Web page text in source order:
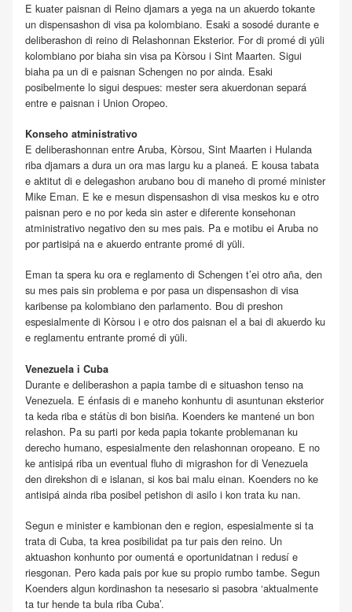
E kuater paisnan di Reino djamars a yega na un akuerdo tokante
un dispensashon di visa pa kolombiano. Esaki a sosodé durante e
deliberashon di reino di Relashonnan Eksterior. For di promé di yüli
kolombiano por biaha sin visa pa Kòrsou i Sint Maarten. Sigui
biaha pa un di e paisnan Schengen no por ainda. Esaki
posibelmente lo sigui despues: mester sera akuerdonan separá
entre e paisnan i Union Oropeo.
Konseho atministrativo
E deliberashonnan entre Aruba, Kòrsou, Sint Maarten i Hulanda
riba djamars a dura un ora mas largu ku a planeá. E kousa tabata
e aktitut di e delegashon arubano bou di maneho di promé minister
Mike Eman. E ke e mesun dispensashon di visa meskos ku e otro
paisnan pero e no por keda sin aster e diferente konsehonan
atministrativo negativo den su mes pais. Pa e motibu ei Aruba no
por partisipá na e akuerdo entrante promé di yüli.
Eman ta spera ku ora e reglamento di Schengen t’ei otro aña, den
su mes pais sin problema e por pasa un dispensashon di visa
karibense pa kolombiano den parlamento. Bou di preshon
espesialmente di Kòrsou i e otro dos paisnan el a bai di akuerdo ku
e reglamentu entrante promé di yüli.
Venezuela i Cuba
Durante e deliberashon a papia tambe di e situashon tenso na
Venezuela. E énfasis di e maneho konhuntu di asuntunan eksterior
ta keda riba e státùs di bon bisiña. Koenders ke mantené un bon
relashon. Pa su parti por keda papia tokante problemanan ku
derecho humano, espesialmente den relashonnan oropeano. E no
ke antisipá riba un eventual fluho di migrashon for di Venezuela
den direkshon di e islanan, si kos bai malu einan. Koenders no ke
antisipá ainda riba posibel petishon di asilo i kon trata ku nan.
Segun e minister e kambionan den e region, espesialmente si ta
trata di Cuba, ta krea posibilidat pa tur pais den reino. Un
aktuashon konhunto por oumentá e oportunidatnan i redusí e
riesgonan. Pero kada pais por kue su propio rumbo tambe. Segun
Koenders algun kordinashon ta nesesario si pasobra ‘aktualmente
ta tur hende ta bula riba Cuba’.